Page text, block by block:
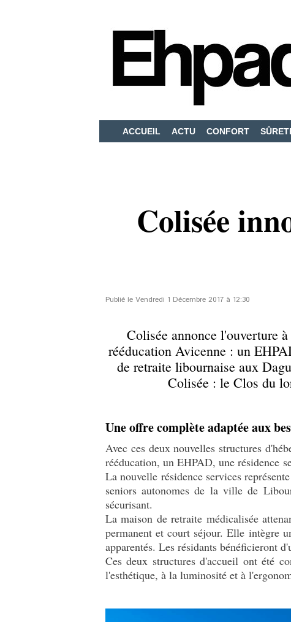
ACCUEIL ACTU CONFORT
Colisée
Publié le Vendredi 1 Décembre 2017 à 12:30
Colisée annonce l'ouverture
rééducation Avicenne : un
de retraite libournaise aux
Colisée : le Clos du
Une offre complète adaptée aux
Avec ces deux nouvelles structures
rééducation, un EHPAD, une résidence
La nouvelle résidence services
seniors autonomes de la ville de
sécurisant.
La maison de retraite médicalisée
permanent et court séjour. Elle intègre
apparentés. Les résidants bénéficieront
Ces deux structures d'accueil ont été
l'esthétique, à la luminosité et à